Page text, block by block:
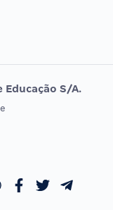
ORDEM
OAB
Educação S/A.